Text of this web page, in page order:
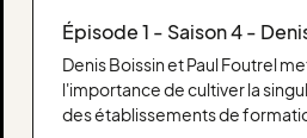
Épisode 1 - Saison 4 -
Denis Boissin et Paul Foutrel
l'importance de cultiver la
des établissements de